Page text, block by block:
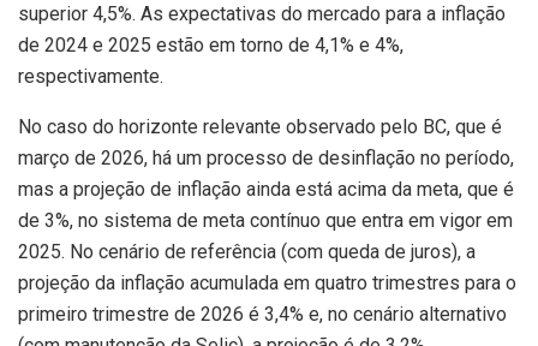
superior 4,5%. As expectativas do mercado para a inflação
de 2024 e 2025 estão em torno de 4,1% e 4%,
respectivamente.
No caso do horizonte relevante observado pelo BC, que é
março de 2026, há um processo de desinflação no período,
mas a projeção de inflação ainda está acima da meta, que é
de 3%, no sistema de meta contínuo que entra em vigor em
2025. No cenário de referência (com queda de juros), a
projeção da inflação acumulada em quatro trimestres para o
primeiro trimestre de 2026 é 3,4% e, no cenário alternativo